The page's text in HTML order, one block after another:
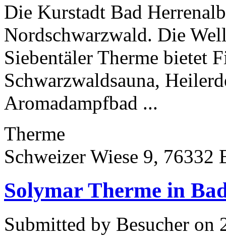
Die Kurstadt Bad
Nordschwarzwald. Die
Siebentäler Therme bietet
Schwarzwaldsauna,
Aromadampfbad ...
Therme
Schweizer Wiese 9, 76332
Solymar Therme in
Submitted by Besucher on